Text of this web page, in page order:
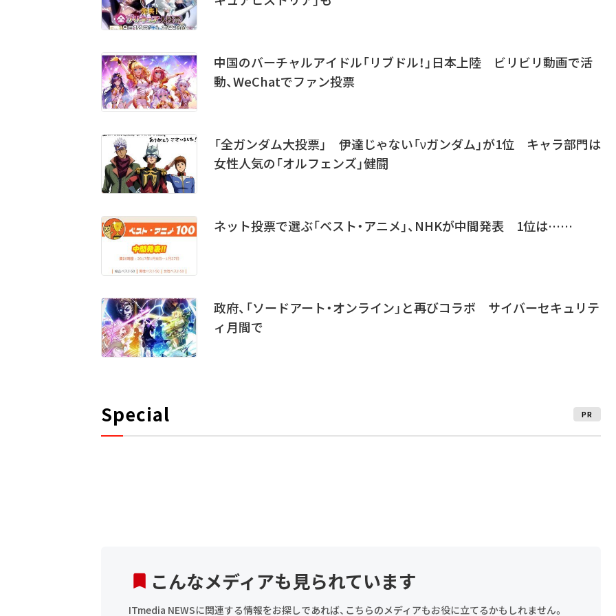
中国のバーチャルアイドル「リブドル！」日本上陸 ビリビリ動画で活
動、WeChatでファン投票
「全ガンダム大投票」 伊達じゃない「νガンダム」が1位 キャラ部門は
女性人気の「オルフェンズ」健闘
ネット投票で選ぶ「ベスト・アニメ」、NHKが中間発表 1位は……
政府、「ソードアート・オンライン」と再びコラボ サイバーセキュリテ
ィ月間で
Special PR
こんなメディアも見られています
ITmedia NEWSに関連する情報をお探しであれば、こちらのメディアもお役に立てるかもしれません。